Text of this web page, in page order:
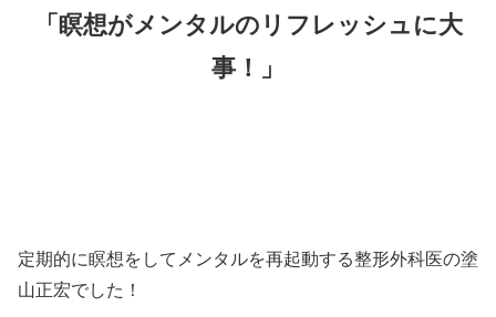
「瞑想がメンタルのリフレッシュに大
事！」
定期的に瞑想をしてメンタルを再起動する整形外科医の塗
山正宏でした！